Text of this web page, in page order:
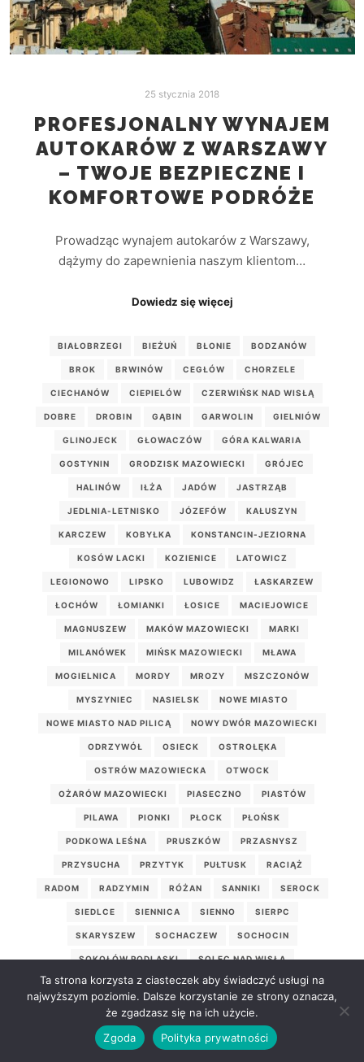
25 stycznia 2018
PROFESJONALNY WYNAJEM
AUTOKARÓW Z WARSZAWY
– TWOJE BEZPIECZNE I
KOMFORTOWE PODRÓŻE
Prowadząc wynajem autokarów z Warszawy,
dążymy do zapewnienia naszym klientom…
Dowiedz się więcej
BIAŁOBRZEGI BIEŻUŃ BŁONIE BODZANÓW
BROK BRWINÓW CEGŁÓW CHORZELE
CIECHANÓW CIEPIELÓW CZERWIŃSK NAD WISŁĄ
DOBRE DROBIN GĄBIN GARWOLIN GIELNIÓW
GLINOJECK GŁOWACZÓW GÓRA KALWARIA
GOSTYNIN GRODZISK MAZOWIECKI GRÓJEC
HALINÓW IŁŻA JADÓW JASTRZĄB
JEDLNIA-LETNISKO JÓZEFÓW KAŁUSZYN
KARCZEW KOBYŁKA KONSTANCIN-JEZIORNA
KOSÓW LACKI KOZIENICE LATOWICZ
LEGIONOWO LIPSKO LUBOWIDZ ŁASKARZEW
ŁOCHÓW ŁOMIANKI ŁOSICE MACIEJOWICE
MAGNUSZEW MAKÓW MAZOWIECKI MARKI
MILANÓWEK MIŃSK MAZOWIECKI MŁAWA
MOGIELNICA MORDY MROZY MSZCZONÓW
MYSZYNIEC NASIELSK NOWE MIASTO
NOWE MIASTO NAD PILICĄ NOWY DWÓR MAZOWIECKI
ODRZYWÓŁ OSIECK OSTROŁĘKA
OSTRÓW MAZOWIECKA OTWOCK
OŻARÓW MAZOWIECKI PIASECZNO PIASTÓW
PILAWA PIONKI PŁOCK PŁOŃSK
PODKOWA LEŚNA PRUSZKÓW PRZASNYSZ
PRZYSUCHA PRZYTYK PUŁTUSK RACIĄŻ
RADOM RADZYMIN RÓŻAN SANNIKI SEROCK
SIEDLCE SIENNICA SIENNO SIERPC
SKARYSZEW SOCHACZEW SOCHOCIN
SOKOŁÓW PODLASKI SOLEC NAD WISŁĄ
SULEJÓWEK SZYDŁOWIEC TARCZYN TŁUSZCZ
WARKA WĘGRÓW WISKITKI
WOŁOMIN WYŚMIERZYCE WYSZKÓW
WYSZOGRÓD ZĄBKI ZAKROCZYM ŻELECHÓW
Ta strona korzysta z ciasteczek aby świadczyć usługi na
najwyższym poziomie. Dalsze korzystanie ze strony oznacza,
że zgadzasz się na ich użycie.
Zgoda
Polityka prywatności